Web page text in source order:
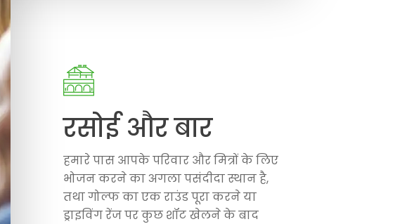
रसोई और बार
हमारे पास आपके परिवार और मित्रों के लिए
भोजन करने का अगला पसंदीदा स्थान है,
तथा गोल्फ का एक राउंड पूरा करने या
ड्राइविंग रेंज पर कुछ शॉट खेलने के बाद